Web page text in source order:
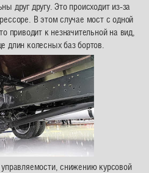
друг другу. Это происходит из-за
В этом случае мост с одной
приводит к незначительной на вид,
длин колесных баз бортов.
снижению курсовой